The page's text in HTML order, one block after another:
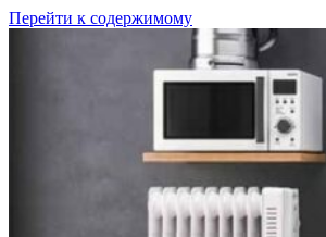
Перейти к содержимому